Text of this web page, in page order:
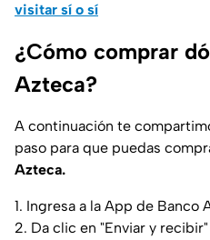
visitar sí o sí
¿Cómo comprar
Azteca?
A continuación te
paso para que puedas
Azteca.
1. Ingresa a la App de Banco
2. Da clic en "Enviar y recibir"